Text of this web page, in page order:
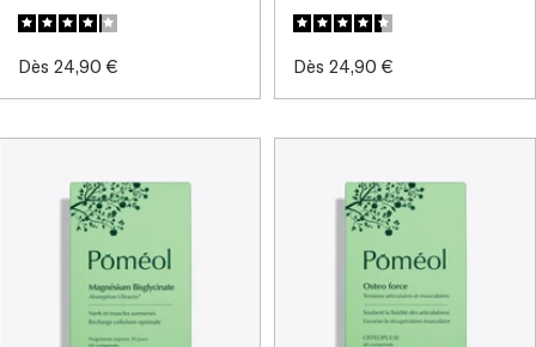
Prix
Dès 24,90 €
Prix
Dès 24,90 €